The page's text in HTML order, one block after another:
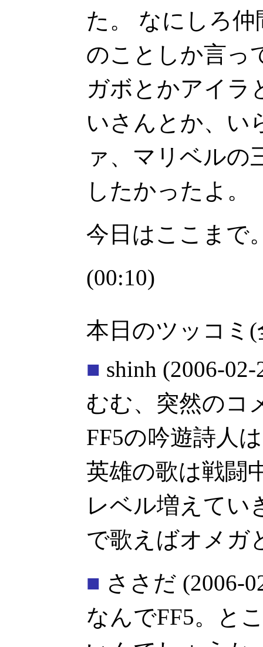
た。 なにしろ
のことしか言っ
ガボとかアイラ
いさんとか、い
ァ、マリベルの
したかったよ。
今日はここまで
(00:10)
本日のツッコミ(
■ shinh (2006-02-
むむ、突然のコ
FF5の吟遊詩人
英雄の歌は戦闘
レベル増えてい
で歌えばオメガ
■ ささだ (2006-
なんでFF5。と